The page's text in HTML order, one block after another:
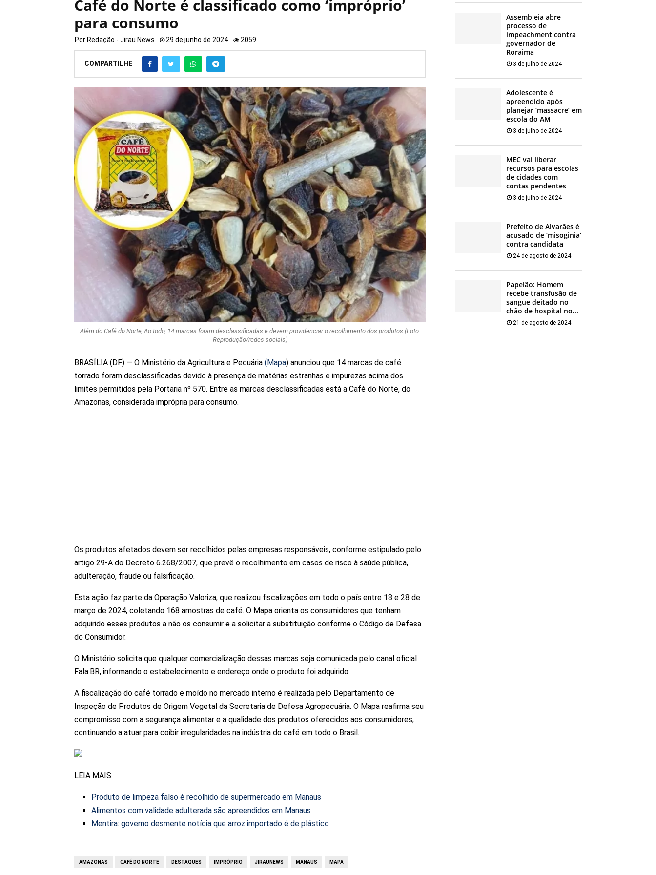
Café do Norte é classificado como ‘impróprio’
para consumo
Por Redação - Jirau News 29 de junho de 2024 2059
COMPARTILHE
Além do Café do Norte, Ao todo, 14 marcas foram desclassificadas e devem providenciar o recolhimento dos produtos (Foto:
Reprodução/redes sociais)
BRASÍLIA (DF) — O Ministério da Agricultura e Pecuária (Mapa) anunciou que 14 marcas de café
torrado foram desclassificadas devido à presença de matérias estranhas e impurezas acima dos
limites permitidos pela Portaria nº 570. Entre as marcas desclassificadas está a Café do Norte, do
Amazonas, considerada imprópria para consumo.
Os produtos afetados devem ser recolhidos pelas empresas responsáveis, conforme estipulado pelo
artigo 29-A do Decreto 6.268/2007, que prevê o recolhimento em casos de risco à saúde pública,
adulteração, fraude ou falsificação.
Esta ação faz parte da Operação Valoriza, que realizou fiscalizações em todo o país entre 18 e 28 de
março de 2024, coletando 168 amostras de café. O Mapa orienta os consumidores que tenham
adquirido esses produtos a não os consumir e a solicitar a substituição conforme o Código de Defesa
do Consumidor.
O Ministério solicita que qualquer comercialização dessas marcas seja comunicada pelo canal oficial
Fala.BR, informando o estabelecimento e endereço onde o produto foi adquirido.
A fiscalização do café torrado e moído no mercado interno é realizada pelo Departamento de
Inspeção de Produtos de Origem Vegetal da Secretaria de Defesa Agropecuária. O Mapa reafirma seu
compromisso com a segurança alimentar e a qualidade dos produtos oferecidos aos consumidores,
continuando a atuar para coibir irregularidades na indústria do café em todo o Brasil.
LEIA MAIS
Produto de limpeza falso é recolhido de supermercado em Manaus
Alimentos com validade adulterada são apreendidos em Manaus
Mentira: governo desmente notícia que arroz importado é de plástico
AMAZONAS CAFÉ DO NORTE DESTAQUES IMPRÓPRIO JIRAUNEWS MANAUS MAPA
Assembleia abre
processo de
impeachment contra
governador de
Roraima
3 de julho de 2024
Adolescente é
apreendido após
planejar ‘massacre’ em
escola do AM
3 de julho de 2024
MEC vai liberar
recursos para escolas
de cidades com
contas pendentes
3 de julho de 2024
Prefeito de Alvarães é
acusado de ‘misoginia’
contra candidata
24 de agosto de 2024
Papelão: Homem
recebe transfusão de
sangue deitado no
chão de hospital no...
21 de agosto de 2024